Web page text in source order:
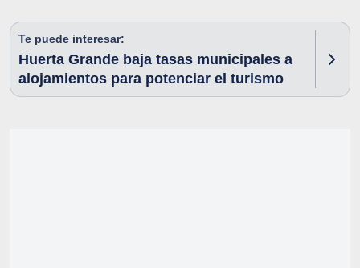
Te puede interesar:
Huerta Grande baja tasas municipales a
alojamientos para potenciar el turismo